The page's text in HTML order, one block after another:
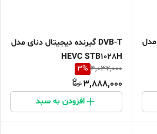
گیرنده دیجیتال DVB-T دنای مدل
DVB-T گیرنده دیجیتال دنای مدل
HEVC STB1028H
4,032,000
3%
3,888,000
افزودن به سبد